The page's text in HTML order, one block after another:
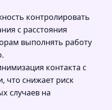
контролировать
с расстояния
выполнять работу
контакта с
что снижает риск
случаев на